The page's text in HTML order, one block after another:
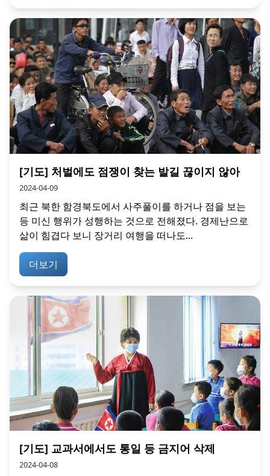
[기도] 처벌에도 점쟁이 찾는 발길 끊이지 않아
2024-04-09
최근 북한 함경북도에서 사주풀이를 하거나 점을 보는
등 미신 행위가 성행하는 것으로 전해졌다. 경제난으로
삶이 힘겹다 보니 장거리 여행을 떠나도...
더보기
[기도] 교과서에서도 통일 등 금지어 삭제
2024-04-08